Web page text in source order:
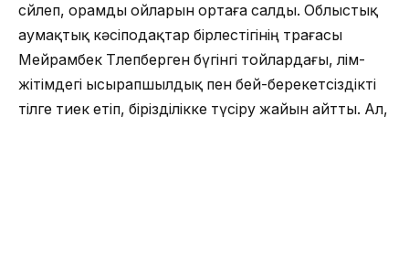
сөйлеп, орамды ойларын ортаға салды. Облыстық
аумақтық кәсіподақтар бірлестігінің төрағасы
Мейрамбек Төлепберген бүгінгі тойлардағы, өлім-
жітімдегі ысырапшылдық пен бей-берекетсіздікті
тілге тиек етіп, бірізділікке түсіру жайын айтты. Ал,